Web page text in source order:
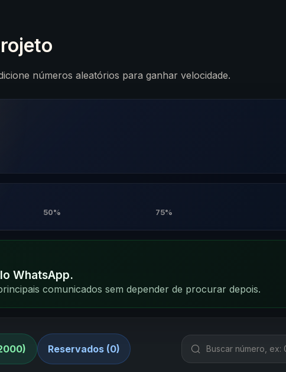
números aleatórios para ganhar velocidade.
50% 75%
WhatsApp.
comunicados sem depender de procurar depois.
Reservados (0)